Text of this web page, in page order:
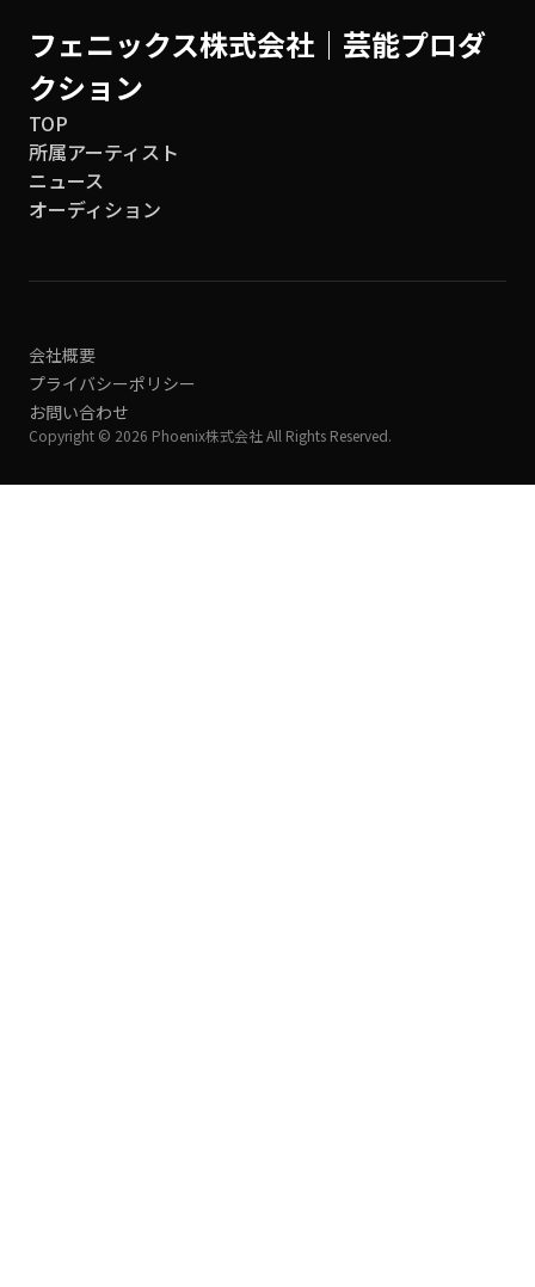
フェニックス株式会社│芸能プロダ
クション
TOP
所属アーティスト
ニュース
オーディション
会社概要
プライバシーポリシー
お問い合わせ
Copyright © 2026 Phoenix株式会社 All Rights Reserved.